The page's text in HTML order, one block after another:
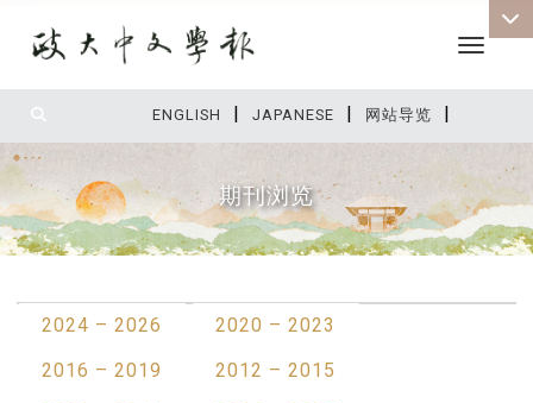
ENGLISH | JAPANESE | 网站导览 |
Toggle
期刊浏览
2024 – 2026
2020 – 2023
2016 – 2019
2012 – 2015